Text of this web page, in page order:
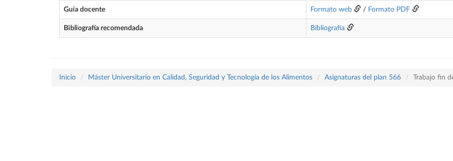
Guía docente Formato web / Formato PDF
Bibliografía recomendada Bibliografía
Inicio Máster Universitario en Calidad, Seguridad y Tecnología de los Alimentos Asignaturas del plan 566 Trabajo fin